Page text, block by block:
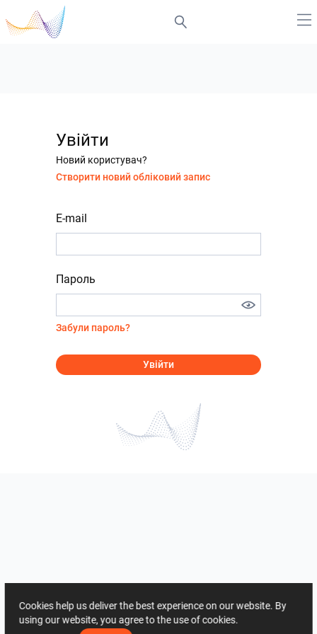
Увійти
Новий користувач?
Створити новий обліковий запис
E-mail
Пароль
Забули пароль?
Увійти
Cookies help us deliver the best experience on our website. By
using our website, you agree to the use of cookies.